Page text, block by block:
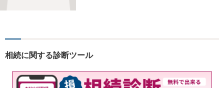
相談30分無料、オンライン面
にも対応しております。
相続に関する診断ツール